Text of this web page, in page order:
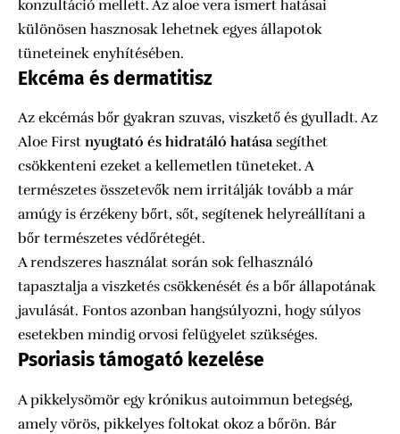
konzultáció mellett. Az aloe vera ismert hatásai
különösen hasznosak lehetnek egyes állapotok
tüneteinek enyhítésében.
Ekcéma és dermatitisz
Az ekcémás bőr gyakran szuvas, viszkető és gyulladt. Az
Aloe First nyugtató és hidratáló hatásasegíthet
csökkenteni ezeket a kellemetlen tüneteket. A
természetes összetevők nem irritálják tovább a már
amúgy is érzékeny bőrt, sőt, segítenek helyreállítani a
bőr természetes védőrétegét.
A rendszeres használat során sok felhasználó
tapasztalja a viszketés csökkenését és a bőr állapotának
javulását. Fontos azonban hangsúlyozni, hogy súlyos
esetekben mindig orvosi felügyelet szükséges.
Psoriasis támogató kezelése
A pikkelysömör egy krónikus autoimmun betegség,
amely vörös, pikkelyes foltokat okoz a bőrön. Bár